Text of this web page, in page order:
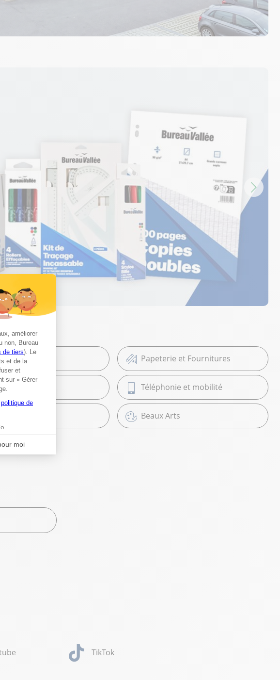
Papeterie et Fournitures
Téléphonie et mobilité
Beaux Arts
TikTok